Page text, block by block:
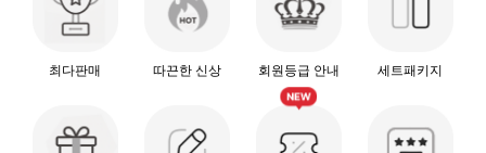
최다판매 따끈한 신상 회원등급 안내 세트패키지